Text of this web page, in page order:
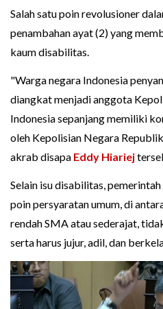
Salah satu poin revolusioner
penambahan ayat (2) yang
kaum disabilitas.
"Warga negara Indonesia
diangkat menjadi anggota
Indonesia sepanjang memiliki
oleh Kepolisian Negara
akrab disapa Eddy Hiariej
Selain isu disabilitas,
poin persyaratan umum, di
rendah SMA atau sederajat,
serta harus jujur, adil, dan